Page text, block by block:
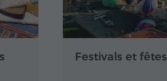
Festivals et fêtes